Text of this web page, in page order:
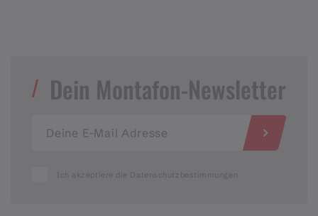
Dein Montafon-Newsletter
Ich akzeptiere die Datenschutzbestimmungen